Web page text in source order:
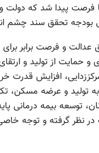
فرصت پیدا شد که دولت
تحقق سند چشم
عدالت و فرصت برابر
حمایت از تولید و
افزایش قدرت
تولید و عرضه مسکن،
توسعه بیمه درمانی
نظر گرفته و توجه